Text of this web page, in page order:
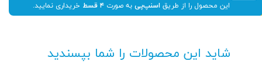
این محصول را از طریق اسنپ‌پی به صورت ۴ قسط خریداری نمایید.
شاید این محصولات را شما بپسندید